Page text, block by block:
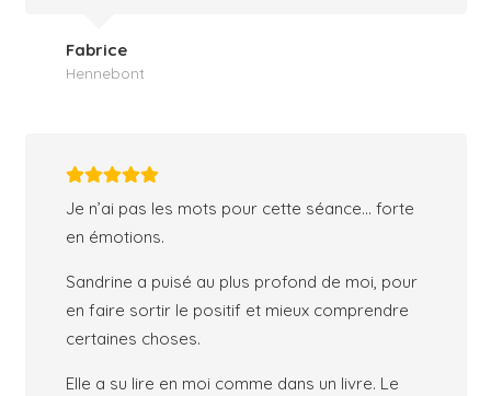
Fabrice
Hennebont
Je n’ai pas les mots pour cette séance… forte
en émotions.
Sandrine a puisé au plus profond de moi, pour
en faire sortir le positif et mieux comprendre
certaines choses.
Elle a su lire en moi comme dans un livre. Le